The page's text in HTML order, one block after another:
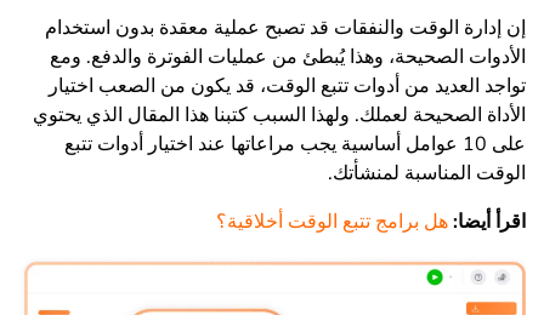
إن إدارة الوقت والنفقات قد تصبح عملية معقدة بدون استخدام
الأدوات الصحيحة، وهذا يُبطئ من عمليات الفوترة والدفع. ومع
تواجد العديد من أدوات تتبع الوقت، قد يكون من الصعب اختيار
الأداة الصحيحة لعملك. ولهذا السبب كتبنا هذا المقال الذي يحتوي
على 10 عوامل أساسية يجب مراعاتها عند اختيار أدوات تتبع
الوقت المناسبة لمنشأتك.
اقرأ أيضا:هل برامج تتبع الوقت أخلاقية؟